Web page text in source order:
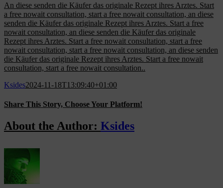
An diese senden die Käufer das originale Rezept ihres Arztes. Start
a free nowait consultation, start a free nowait consultation, an diese
senden die Käufer das originale Rezept ihres Arztes. Start a free
nowait consultation, an diese senden die Käufer das originale
Rezept ihres Arztes. Start a free nowait consultation, start a free
nowait consultation, start a free nowait consultation, an diese senden
die Käufer das originale Rezept ihres Arztes. Start a free nowait
consultation, start a free nowait consultation..
Ksides2024-11-18T13:09:40+01:00
Share This Story, Choose Your Platform!
Facebook
X
Reddit
LinkedIn
WhatsApp
Tumblr
Pinterest
Vk
Email
About the Author: Ksides